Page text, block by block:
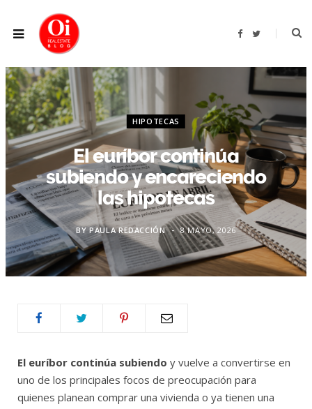
F
b
T
t
r
HIPOTECAS
El euríbor continúa
subiendo y encareciendo
las hipotecas
BYPAULA REDACCIÓN 8 MAYO, 2026
El euríbor continúa subiendo y vuelve a convertirse en
uno de los principales focos de preocupación para
quienes planean comprar una vivienda o ya tienen una